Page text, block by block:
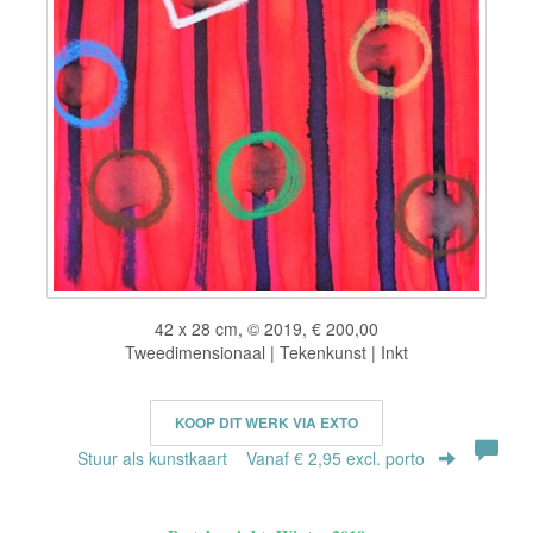
42 x 28 cm, © 2019, € 200,00
Tweedimensionaal | Tekenkunst | Inkt
KOOP DIT WERK VIA EXTO
Stuur als kunstkaart Vanaf € 2,95 excl. porto